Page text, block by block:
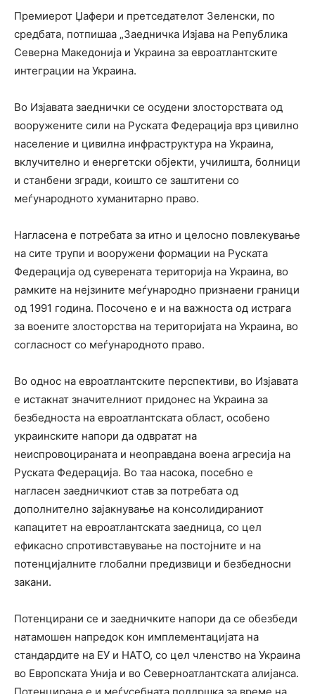
Премиерот Џафери и претседателот Зеленски, по
средбата, потпишаа „Заедничка Изјава на Република
Северна Македонија и Украина за евроатлантските
интеграции на Украина.
Во Изјавата заеднички се осудени злосторствата од
вооружените сили на Руската Федерација врз цивилно
население и цивилна инфраструктура на Украина,
вклучително и енергетски објекти, училишта, болници
и станбени згради, коишто се заштитени со
меѓународното хуманитарно право.
Нагласена е потребата за итно и целосно повлекување
на сите трупи и вооружени формации на Руската
Федерација од суверената територија на Украина, во
рамките на нејзините меѓународно признаени граници
од 1991 година. Посочено е и на важноста од истрага
за воените злосторства на територијата на Украина, во
согласност со меѓународното право.
Во однос на евроатлантските перспективи, во Изјавата
е истакнат значителниот придонес на Украина за
безбедноста на евроатлантската област, особено
украинските напори да одвратат на
неиспровоцираната и неоправдана воена агресија на
Руската Федерација. Во таа насока, посебно е
нагласен заедничкиот став за потребата од
дополнително зајакнување на консолидираниот
капацитет на евроатлантската заедница, со цел
ефикасно спротивставување на постојните и на
потенцијалните глобални предизвици и безбедносни
закани.
Потенцирани се и заедничките напори да се обезбеди
натамошен напредок кон имплементацијата на
стандардите на ЕУ и НАТО, со цел членство на Украина
во Европската Унија и во Северноатлантската алијанса.